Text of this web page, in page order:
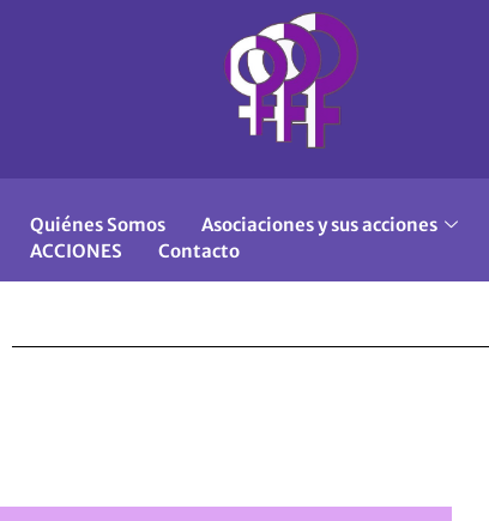
Quiénes Somos Asociaciones y sus acciones
ACCIONES
Contacto